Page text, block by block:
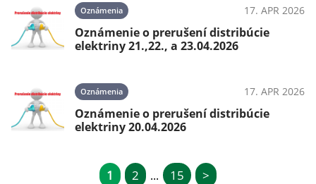
Oznámenia 17. APR 2026
Oznámenie o prerušení distribúcie
elektriny 21.,22., a 23.04.2026
Oznámenia 17. APR 2026
Oznámenie o prerušení distribúcie
elektriny 20.04.2026
1 2 ... 15 >